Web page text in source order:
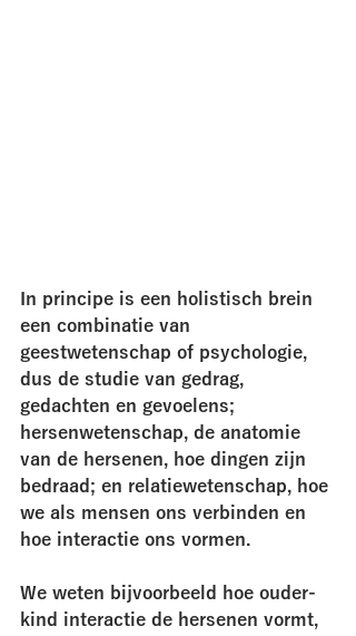
In principe is een holistisch brein
een combinatie van
geestwetenschap of psychologie,
dus de studie van gedrag,
gedachten en gevoelens;
hersenwetenschap, de anatomie
van de hersenen, hoe dingen zijn
bedraad; en relatiewetenschap, hoe
we als mensen ons verbinden en
hoe interactie ons vormen.
We weten bijvoorbeeld hoe ouder-
kind interactie de hersenen vormt,